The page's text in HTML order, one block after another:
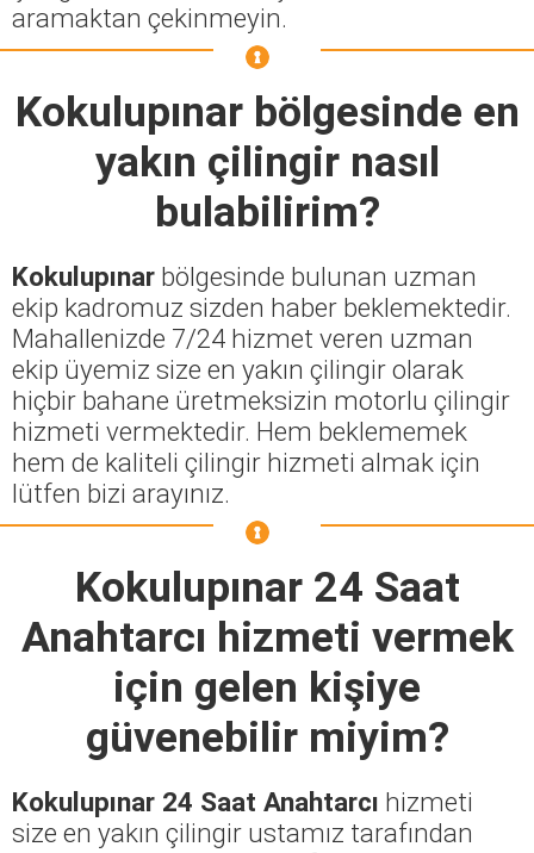
aramaktan çekinmeyin.
Kokulupınarbölgesinde en
yakın çilingir nasıl
bulabilirim?
Kokulupınar bölgesinde bulunan uzman
ekip kadromuz sizden haber beklemektedir.
Mahallenizde 7/24 hizmet veren uzman
ekip üyemiz size en yakın çilingir olarak
hiçbir bahane üretmeksizin motorlu çilingir
hizmeti vermektedir. Hem beklememek
hem de kaliteli çilingir hizmeti almak için
lütfen bizi arayınız.
Kokulupınar 24 Saat
Anahtarcı hizmeti vermek
için gelen kişiye
güvenebilir miyim?
Kokulupınar 24 Saat Anahtarcı hizmeti
size en yakın çilingir ustamız tarafından